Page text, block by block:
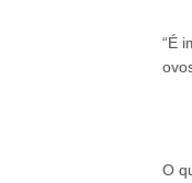
“É
O